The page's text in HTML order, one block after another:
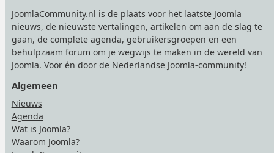
e
n
e
JoomlaCommunity.nl is de plaats voor het laatste Joomla
nieuws, de nieuwste vertalingen, artikelen om aan de slag te
gaan, de complete agenda, gebruikersgroepen en een
behulpzaam forum om je wegwijs te maken in de wereld van
Joomla. Voor én door de Nederlandse Joomla-community!
Algemeen
Nieuws
Agenda
Wat is Joomla?
Waarom Joomla?